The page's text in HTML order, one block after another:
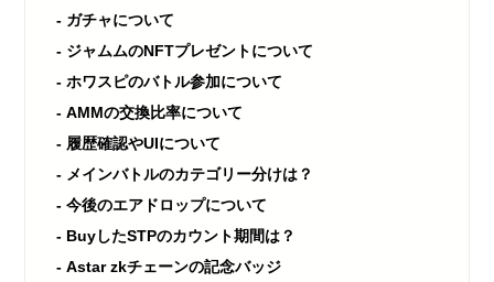
ガチャについて
ジャムムのNFTプレゼントについて
ホワスピのバトル参加について
AMMの交換比率について
履歴確認やUIについて
メインバトルのカテゴリー分けは？
今後のエアドロップについて
BuyしたSTPのカウント期間は？
Astar zkチェーンの記念バッジ